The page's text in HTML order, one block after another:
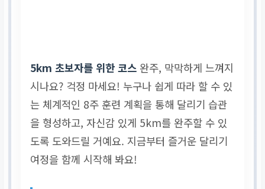
5km 초보자를 위한 코스 완주, 막막하게 느껴지
시나요? 걱정 마세요! 누구나 쉽게 따라 할 수 있
는 체계적인 8주 훈련 계획을 통해 달리기 습관
을 형성하고, 자신감 있게 5km를 완주할 수 있
도록 도와드릴 거예요. 지금부터 즐거운 달리기
여정을 함께 시작해 봐요!